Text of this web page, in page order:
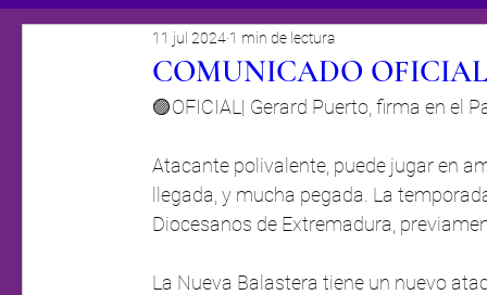
COMUNICADO OFICIAL
11 jul 2024 1 min de lectura
🟣OFICIAL| Gerard Puerto, firma en el
Atacante polivalente, puede jugar en
llegada, y mucha pegada. La
Diocesanos de Extremadura,
La Nueva Balastera tiene un nuevo